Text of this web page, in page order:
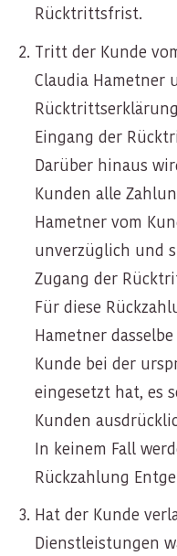
Rücktrittsfrist.
Tritt der Kunde
Claudia Hametner
Eingang der
Darüber hinaus
Kunden alle
Hametner vom
unverzüglich und
Zugang der
Für diese
Hametner
Kunde bei der
eingesetzt hat, es
Kunden
In keinem Fall
Rückzahlung
Hat der Kunde
Dienstleistungen